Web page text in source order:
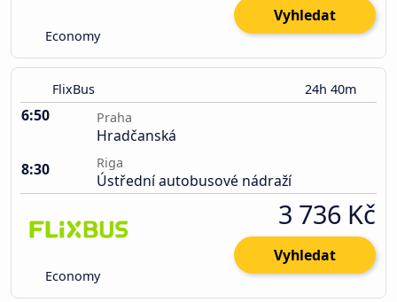
Economy
Vyhledat
FlixBus 24h 40m
6:50 Praha
Hradčanská
8:30
Riga
Ústřední autobusové nádraží
Economy
3 736 Kč
Vyhledat